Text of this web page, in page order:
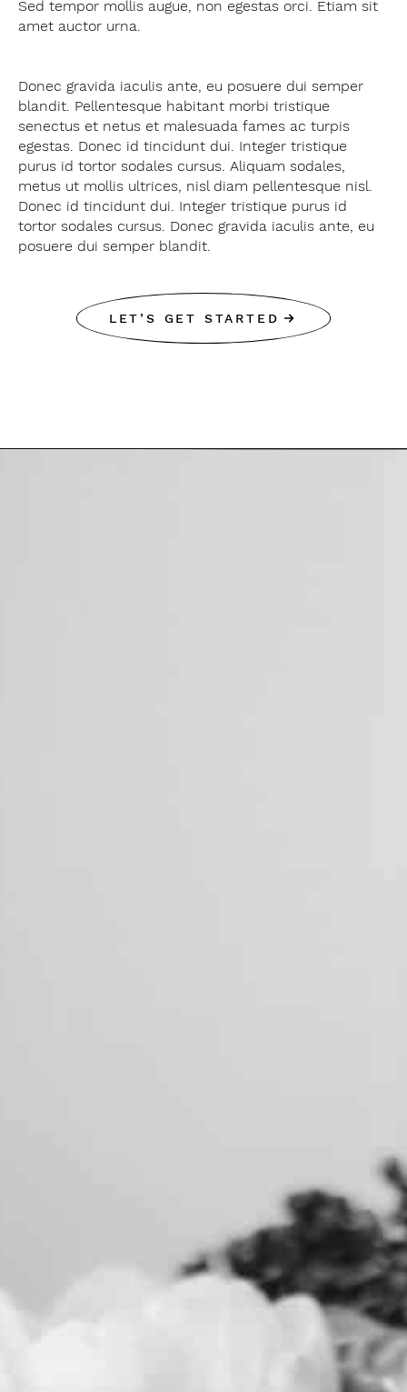
Sed tempor mollis augue, non egestas orci. Etiam sit
amet auctor urna.
Donec gravida iaculis ante, eu posuere dui semper
blandit. Pellentesque habitant morbi tristique
senectus et netus et malesuada fames ac turpis
egestas. Donec id tincidunt dui. Integer tristique
purus id tortor sodales cursus. Aliquam sodales,
metus ut mollis ultrices, nisl diam pellentesque nisl.
Donec id tincidunt dui. Integer tristique purus id
tortor sodales cursus. Donec gravida iaculis ante, eu
posuere dui semper blandit.
LET’S GET STARTED